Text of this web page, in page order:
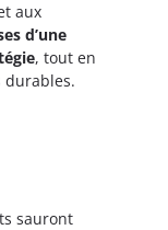
aux
d’une
, tout en
durables.
sauront